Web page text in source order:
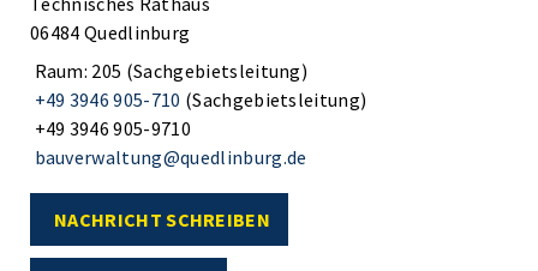
06484 Quedlinburg
Raum: 205 (Sachgebietsleitung)
+49 3946 905-710 (Sachgebietsleitung)
+49 3946 905-9710
bauverwaltung@quedlinburg.de
NACHRICHT SCHREIBEN